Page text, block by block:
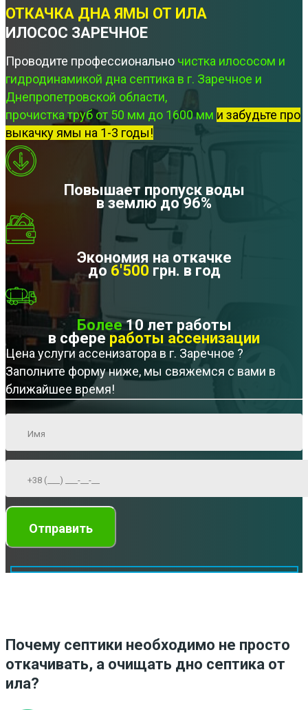
ОТКАЧКА ДНА ЯМЫ ОТ ИЛА
ИЛОСОС ЗАРЕЧНОЕ
Проводите профессионально чистка илососом и
гидродинамикой дна септика в г. Заречное и
Днепропетровской области,
прочистка труб от 50 мм до 1600 мм и забудьте про
выкачку ямы на 1-3 годы!
Повышает пропуск воды
в землю до 96%
Экономия на откачке
до 6'500 грн. в год
Более10 лет работы
в сфере работы ассенизации
Цена услуги ассенизатора в г. Заречное ?
Заполните форму ниже, мы свяжемся с вами в
ближайшее время!
Почему септики необходимо не просто
откачивать, а очищать дно септика от
ила?